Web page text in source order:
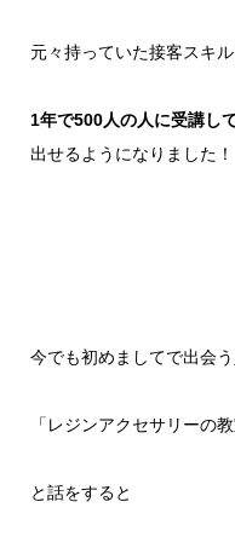
元々持っていた接客スキ
1年で500人の人に受講し
出せるようになりました！
今でも初めましてで出会
「レジンアクセサリーの
と話をすると